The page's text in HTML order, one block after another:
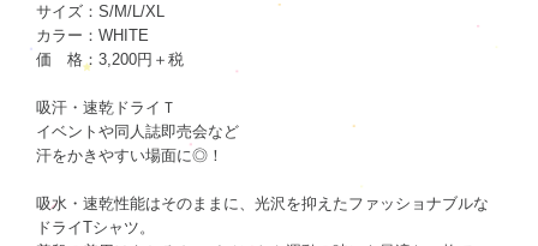
サイズ：S/M/L/XL
カラー：WHITE
価 格：3,200円＋税
吸汗・速乾ドライＴ
イベントや同人誌即売会など
汗をかきやすい場面に◎！
吸水・速乾性能はそのままに、光沢を抑えたファッショナブルな
ドライTシャツ。